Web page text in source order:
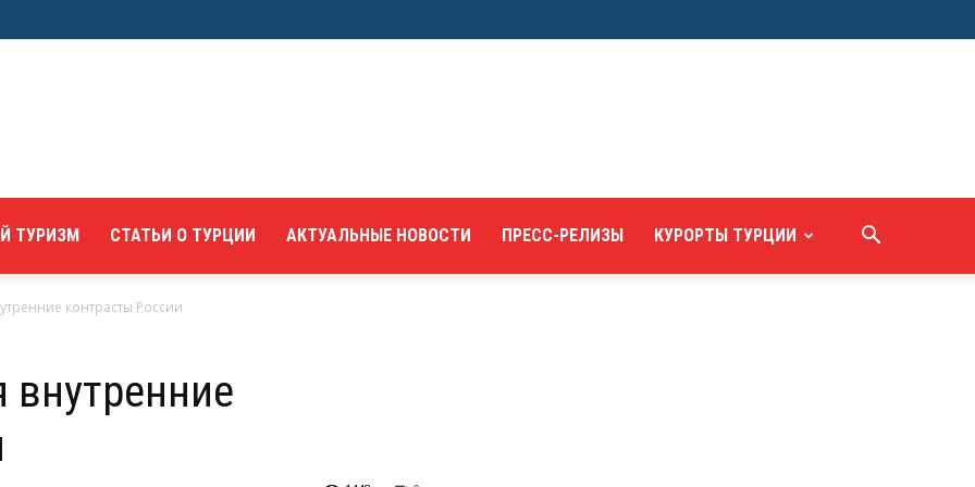
ТУРИЗМ СТАТЬИ О ТУРЦИИ АКТУАЛЬНЫЕ НОВОСТИ ПРЕСС-РЕЛИЗЫ КУРОРТЫ ТУРЦИИ
контрасты России
внутренние